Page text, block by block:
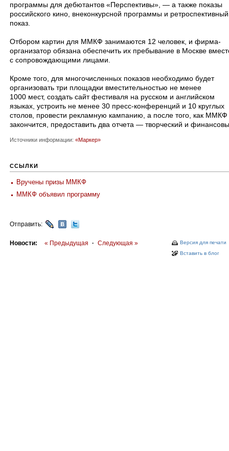
программы для дебютантов «Перспективы», — а также показы
российского кино, внеконкурсной программы и ретроспективный
показ.
Отбором картин для ММКФ занимаются 12 человек, и фирма-
организатор обязана обеспечить их пребывание в Москве
с сопровождающими лицами.
Кроме того, для многочисленных показов необходимо будет
организовать три площадки вместительностью не менее
1000 мест, создать сайт фестиваля на русском и английском
языках, устроить не менее 30 пресс-конференций и 10 круглых
столов, провести рекламную кампанию, а после того, как ММКФ
закончится, предоставить два отчета — творческий и
Источники информации: «Маркер»
ССЫЛКИ
Вручены призы ММКФ
ММКФ объявил программу
Отправить:
Версия для печати
Вставить в блог
Новости: « Предыдущая · Следующая »